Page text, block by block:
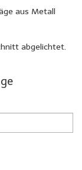
aus Metall
abgelichtet.